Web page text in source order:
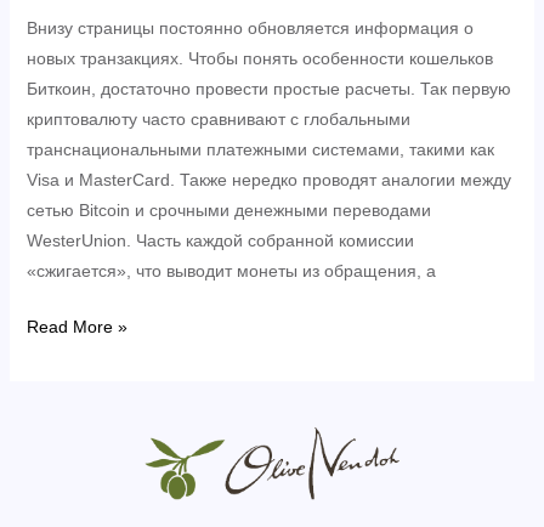
Внизу страницы постоянно обновляется информация о
новых транзакциях. Чтобы понять особенности кошельков
Биткоин, достаточно провести простые расчеты. Так первую
криптовалюту часто сравнивают с глобальными
транснациональными платежными системами, такими как
Visa и MasterCard. Также нередко проводят аналогии между
сетью Bitcoin и срочными денежными переводами
WesterUnion. Часть каждой собранной комиссии
«сжигается», что выводит монеты из обращения, а
Что
Read More »